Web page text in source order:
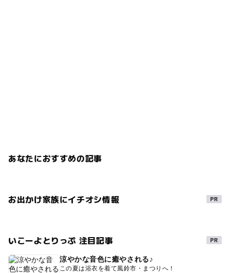
あなたにおすすめの記事
お出かけ家族にイチオシ情報
いこーよとりっぷ 注目記事
涼やかな音色に癒やされる♪
この夏は浴衣を着て風鈴市・まつりへ！